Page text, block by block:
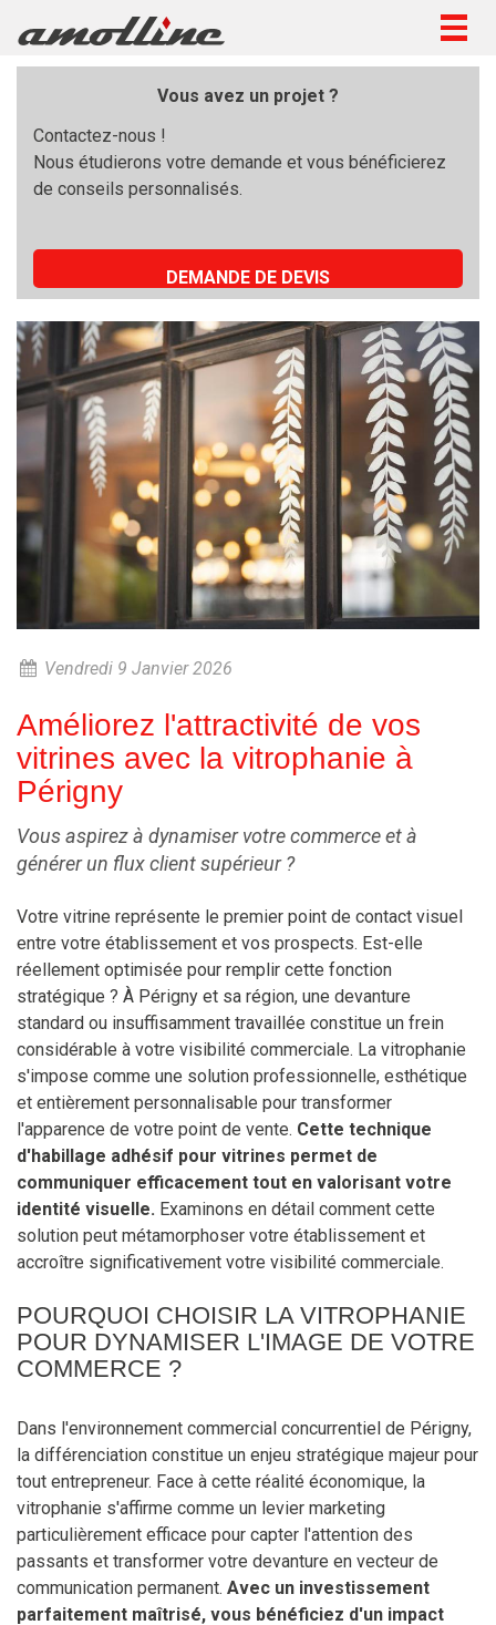
Vous avez un projet ?
Contactez-nous !
Nous étudierons votre demande et vous bénéficierez
de conseils personnalisés.
DEMANDE DE DEVIS
Vendredi 9 Janvier 2026
Améliorez l'attractivité de vos
vitrines avec la vitrophanie à
Périgny
Vous aspirez à dynamiser votre commerce et à
générer un flux client supérieur ?
Votre vitrine représente le premier point de contact visuel
entre votre établissement et vos prospects. Est-elle
réellement optimisée pour remplir cette fonction
stratégique ? À Périgny et sa région, une devanture
standard ou insuffisamment travaillée constitue un frein
considérable à votre visibilité commerciale. La vitrophanie
s'impose comme une solution professionnelle, esthétique
et entièrement personnalisable pour transformer
l'apparence de votre point de vente. Cette technique
d'habillage adhésif pour vitrines permet de
communiquer efficacement tout en valorisant votre
identité visuelle. Examinons en détail comment cette
solution peut métamorphoser votre établissement et
accroître significativement votre visibilité commerciale.
POURQUOI CHOISIR LA VITROPHANIE
POUR DYNAMISER L'IMAGE DE VOTRE
COMMERCE ?
Dans l'environnement commercial concurrentiel de Périgny,
la différenciation constitue un enjeu stratégique majeur pour
tout entrepreneur. Face à cette réalité économique, la
vitrophanie s'affirme comme un levier marketing
particulièrement efficace pour capter l'attention des
passants et transformer votre devanture en vecteur de
communication permanent. Avec un investissement
parfaitement maîtrisé, vous bénéficiez d'un impact